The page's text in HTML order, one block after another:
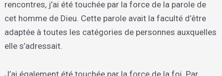
rencontres, j’ai été touchée par la force de la parole de
cet homme de Dieu. Cette parole avait la faculté d’être
adaptée à toutes les catégories de personnes auxquelles
elle s’adressait.